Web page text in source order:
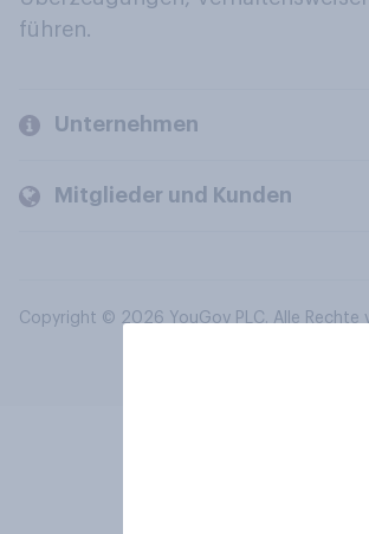
führen.
Unternehmen
Mitglieder und Kunden
Copyright © 2026 YouGov PLC. Alle Rechte